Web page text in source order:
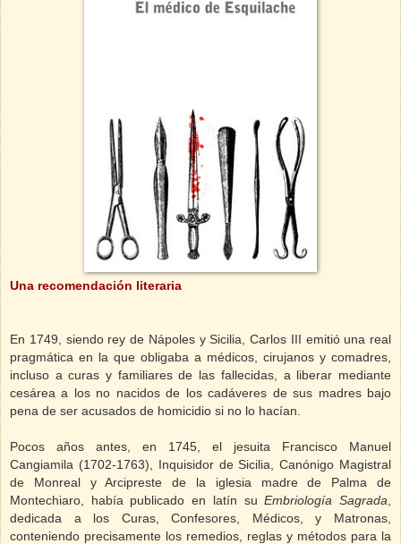
Una recomendación literaria
En 1749, siendo rey de Nápoles y Sicilia, Carlos III emitió una real
pragmática en la que obligaba a médicos, cirujanos y comadres,
incluso a curas y familiares de las fallecidas, a liberar mediante
cesárea a los no nacidos de los cadáveres de sus madres bajo
pena de ser acusados de homicidio si no lo hacían.
Pocos años antes, en 1745, el jesuita Francisco Manuel
Cangiamila (1702-1763), Inquisidor de Sicilia, Canónigo Magistral
de Monreal y Arcipreste de la iglesia madre de Palma de
Montechiaro, había publicado en latín suEmbriología Sagrada
dedicada a los Curas, Confesores, Médicos, y Matronas,
conteniendo precisamente los remedios, reglas y métodos para la